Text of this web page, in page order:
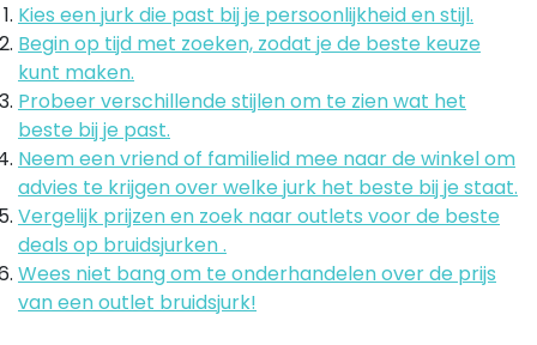
Kies een jurk die past bij je persoonlijkheid en stijl.
Begin op tijd met zoeken, zodat je de beste keuze
kunt maken.
Probeer verschillende stijlen om te zien wat het
beste bij je past.
Neem een vriend of familielid mee naar de winkel om
advies te krijgen over welke jurk het beste bij je staat.
Vergelijk prijzen en zoek naar outlets voor de beste
deals op bruidsjurken .
Wees niet bang om te onderhandelen over de prijs
van een outlet bruidsjurk!